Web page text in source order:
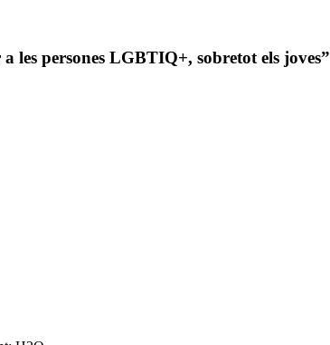
les persones LGBTIQ+, sobretot els joves”